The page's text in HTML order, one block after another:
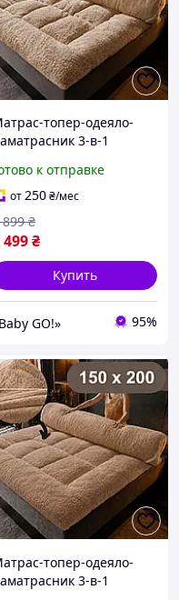
топер-одеяло-
3-в-1
волоконным
мягкий,
KT7005704
к отправке
от250₴/мес
499₴
₴
Купить
GO!» 95%
топер-одеяло-
3-в-1